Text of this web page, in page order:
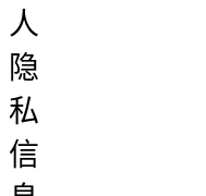
人
隐
私
信